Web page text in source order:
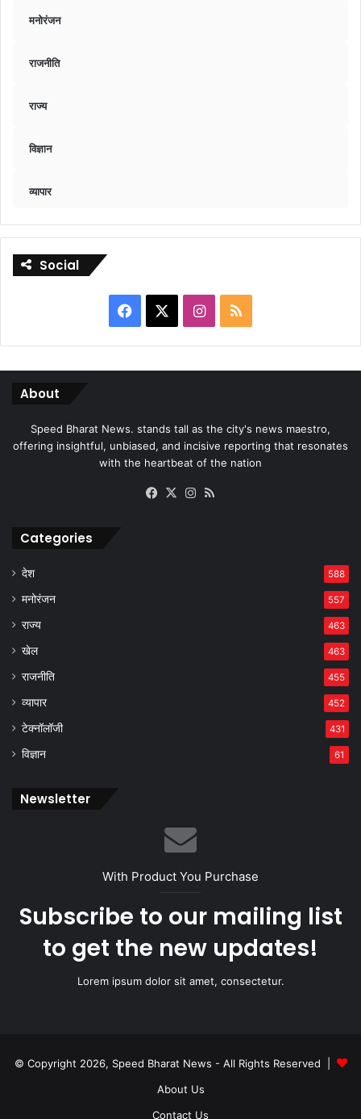
मनोरंजन
राजनीति
राज्य
विज्ञान
व्यापार
Social
Facebook Instagram
RSS
About
Speed Bharat News. stands tall as the city's news maestro,
offering insightful, unbiased, and incisive reporting that resonates
with the heartbeat of the nation
Facebook
X Instagram
Categories
देश 588
मनोरंजन 557
राज्य 463
खेल 463
राजनीति 455
व्यापार 452
टेक्नॉलॉजी 431
विज्ञान 61
Newsletter
With Product You Purchase
Subscribe to our mailing list
to get the new updates!
Lorem ipsum dolor sit amet, consectetur.
© Copyright 2026, Speed Bharat News - All Rights Reserved |
About Us
Contact Us